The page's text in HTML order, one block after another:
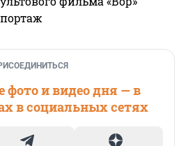
и видео дня — в
в социальных сетях